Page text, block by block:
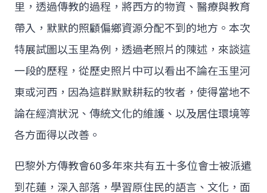
里，透過傳教的過程，將西方的物資、醫療與教育
帶入，默默的照顧偏鄉資源分配不到的地方。本次
特展試圖以玉里為例，透過老照片的陳述，來談這
一段的歷程，從歷史照片中可以看出不論在玉里河
東或河西，因為這群默默耕耘的牧者，使得當地不
論在經濟狀況、傳統文化的維護、以及居住環境等
各方面得以改善。
巴黎外方傳教會60多年來共有五十多位會士被派遣
到花蓮，深入部落，學習原住民的語言、文化，面